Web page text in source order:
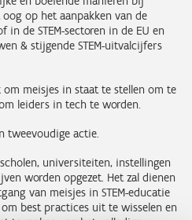
op het aanpakken van de
de STEM-sectoren in de EU en
& stijgende STEM-uitvalcijfers
meisjes in staat te stellen om te
leiders in tech te worden.
tweevoudige actie.
universiteiten, instellingen
worden opgezet. Het zal dienen
van meisjes in STEM-educatie
best practices uit te wisselen en